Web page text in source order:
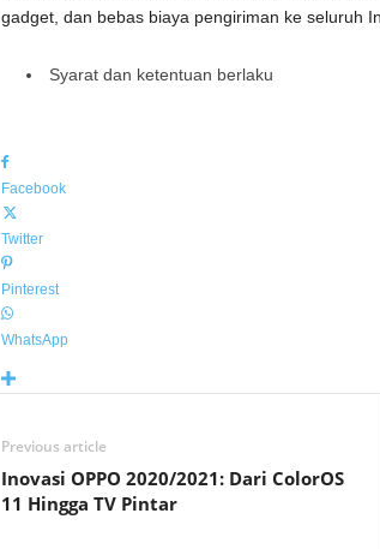
gadget, dan bebas biaya pengiriman ke seluruh
Syarat dan ketentuan berlaku
Facebook
Twitter
Pinterest
WhatsApp
Previous article
Inovasi OPPO 2020/2021: Dari ColorOS
11 Hingga TV Pintar